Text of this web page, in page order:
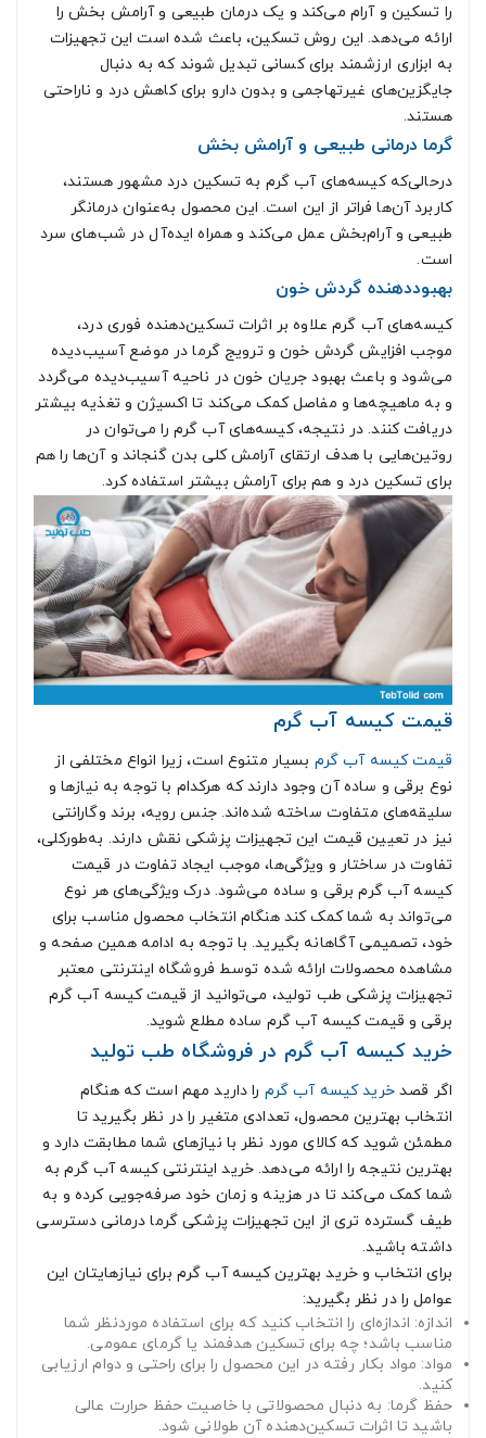
را تسکین و آرام می‌کند و یک درمان طبیعی و آرامش بخش را
ارائه می‌دهد. این روش تسکین، باعث شده است این تجهیزات
به ابزاری ارزشمند برای کسانی تبدیل شوند که به دنبال
جایگزین‌های غیرتهاجمی و بدون دارو برای کاهش درد و ناراحتی
هستند.
گرما درمانی طبیعی و آرامش بخش
درحالی‌که کیسه‌های آب گرم به تسکین درد مشهور هستند،
کاربرد آن‌ها فراتر از این است. این محصول به‌عنوان درمانگر
طبیعی و آرام‌بخش عمل می‌کند و همراه ایده‌آل در شب‌های سرد
است.
بهبوددهنده گردش خون
کیسه‌های آب گرم علاوه بر اثرات تسکین‌دهنده فوری درد،
موجب افزایش گردش خون و ترویج گرما در موضع آسیب‌دیده
می‌شود و باعث بهبود جریان خون در ناحیه آسیب‌دیده می‌گردد
و به ماهیچه‌ها و مفاصل کمک می‌کند تا اکسیژن و تغذیه بیشتر
دریافت کنند. در نتیجه، کیسه‌های آب گرم را می‌توان در
روتین‌هایی با هدف ارتقای آرامش کلی بدن گنجاند و آن‌ها را هم
برای تسکین درد و هم برای آرامش بیشتر استفاده کرد.
قیمت کیسه آب گرم
قیمت کیسه آب گرم بسیار متنوع است، زیرا انواع مختلفی از
نوع برقی و ساده آن وجود دارند که هرکدام با توجه به نیازها و
سلیقه‌های متفاوت ساخته ‌شده‌اند. جنس رویه، برند وگارانتی
نیز در تعیین قیمت این تجهیزات پزشکی نقش دارند. به‌طورکلی،
تفاوت در ساختار و ویژگی‌ها، موجب ایجاد تفاوت در قیمت
کیسه آب گرم برقی و ساده می‌شود. درک ویژگی‌های هر نوع
می‌تواند به شما کمک کند هنگام انتخاب محصول مناسب برای
خود، تصمیمی آگاهانه بگیرید. با توجه به ادامه همین صفحه و
مشاهده محصولات ارائه شده توسط فروشگاه اینترنتی معتبر
تجهیزات پزشکی طب تولید، می‌توانید از قیمت کیسه آب گرم
برقی و قیمت کیسه آب گرم ساده مطلع شوید.
خرید کیسه آب گرم در فروشگاه طب تولید
اگر قصدخرید کیسه آب گرم را دارید مهم است که هنگام
انتخاب بهترین محصول، تعدادی متغیر را در نظر بگیرید تا
مطمئن شوید که کالای مورد نظر با نیازهای شما مطابقت دارد و
بهترین نتیجه را ارائه می‌دهد. خرید اینترنتی کیسه آب گرم به
شما کمک می‌کند تا در هزینه و زمان خود صرفه‌جویی کرده و به
طیف گسترده تری از این تجهیزات پزشکی گرما درمانی دسترسی
داشته باشید.
برای انتخاب و خرید بهترین کیسه آب گرم برای نیازهایتان این
عوامل را در نظر بگیرید:
اندازه: اندازه‌ای را انتخاب کنید که برای استفاده موردنظر شما
مناسب باشد؛ چه برای تسکین هدفمند یا گرمای عمومی.
مواد: مواد بکار رفته در این محصول را برای راحتی و دوام ارزیابی
کنید.
حفظ گرما: به دنبال محصولاتی با خاصیت حفظ حرارت عالی
باشید تا اثرات تسکین‌دهنده آن طولانی شود.